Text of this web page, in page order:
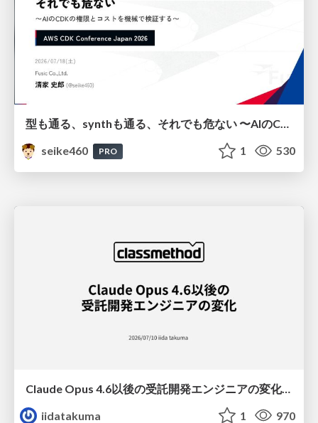
型も通る、synthも通る、それでも危ない 〜AIのCDKの権限とコストを機械で検証する〜 / It Passes Type Checks, It Passes Synth Checks, but It’s Still Risky — Automatically Verifying Permissions and Costs in AI’s CDK —
seike460
PRO 1 530
Claude Opus 4.6以後の受託開発エンジニアの変化(Claude Code開発ノウハウ大公開スペシャルbyクラスメソッド)
iidatakuma
1 970